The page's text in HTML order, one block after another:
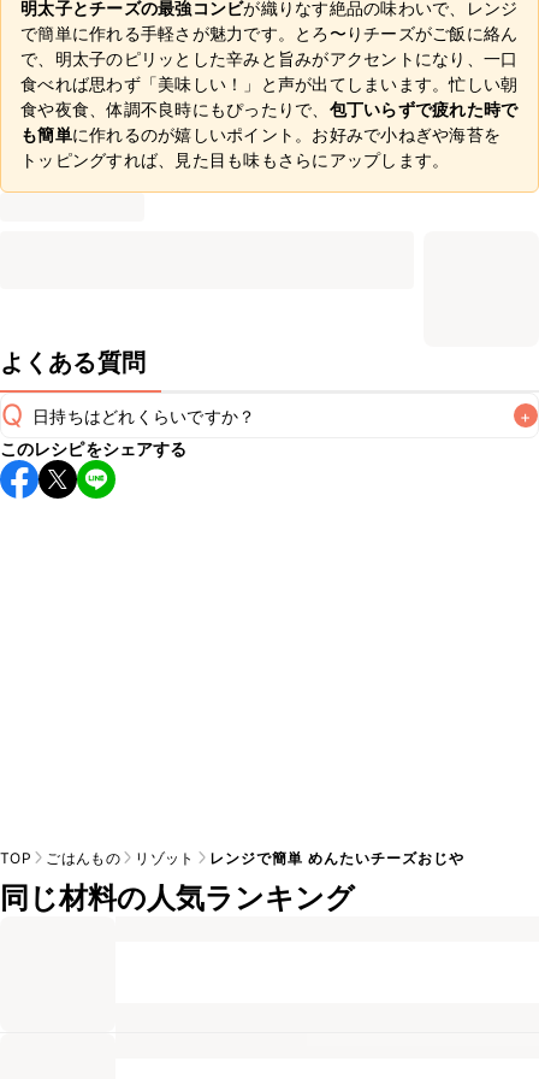
明太子とチーズの最強コンビが織りなす絶品の味わいで、レンジ
で簡単に作れる手軽さが魅力です。とろ〜りチーズがご飯に絡ん
で、明太子のピリッとした辛みと旨みがアクセントになり、一口
食べれば思わず「美味しい！」と声が出てしまいます。忙しい朝
食や夜食、体調不良時にもぴったりで、 包丁いらずで疲れた時で
も簡単に作れるのが嬉しいポイント。お好みで小ねぎや海苔を
トッピングすれば、見た目も味もさらにアップします。
よくある質問
Q 日持ちはどれくらいですか？ +
こちらのレシピは出来たてをお召し上がりいただくことをお
すすめします。
このレシピをシェアする
TOP ごはんもの リゾット レンジで簡単 めんたいチーズおじや
同じ材料の人気ランキング